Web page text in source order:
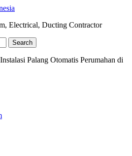
Electrical, Ducting Contractor
Search
Palang Otomatis Perumahan di